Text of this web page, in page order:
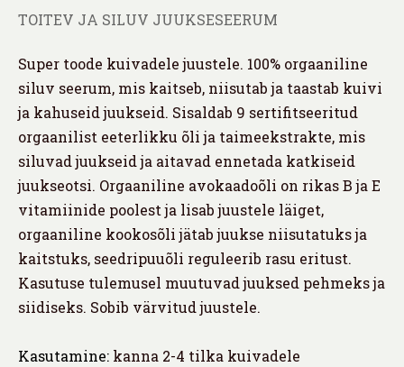
TOITEV JA SILUV JUUKSESEERUM
Super toode kuivadele juustele. 100% orgaaniline
siluv seerum, mis kaitseb, niisutab ja taastab kuivi
ja kahuseid juukseid. Sisaldab 9 sertifitseeritud
orgaanilist eeterlikku õli ja taimeekstrakte, mis
siluvad juukseid ja aitavad ennetada katkiseid
juukseotsi. Orgaaniline avokaadoõli on rikas B ja E
vitamiinide poolest ja lisab juustele läiget,
orgaaniline kookosõli jätab juukse niisutatuks ja
kaitstuks, seedripuuõli reguleerib rasu eritust.
Kasutuse tulemusel muutuvad juuksed pehmeks ja
siidiseks. Sobib värvitud juustele.
Kasutamine: kanna 2-4 tilka kuivadele